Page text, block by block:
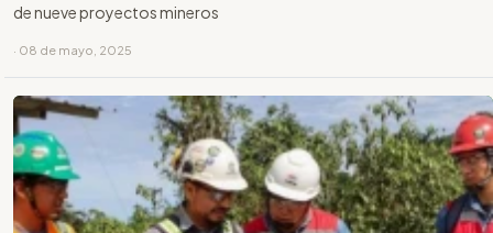
de nueve proyectos mineros
· 08 de mayo, 2025